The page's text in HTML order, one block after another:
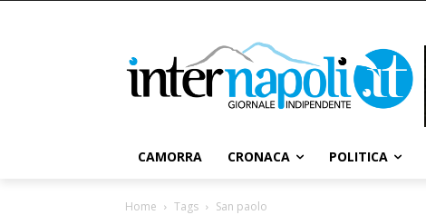
CAMORRA CRONACA POLITICA
Home Tags San paolo